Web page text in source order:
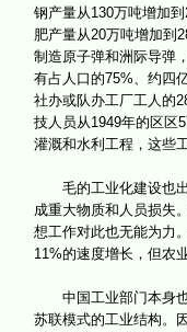
钢产量从130万吨增加
肥产量从20万吨增加到
制造原子弹和洲际导弹
有占人口的75%、约四
社办或队办工厂工人的
技人员从1949年的区区
灌溉和水利工程，这些
毛的工业化建设也出
成重大物质和人员损失
想工作对此也无能为力
11%的速度增长，但农
中国工业部门本身也
苏联模式的工业结构。